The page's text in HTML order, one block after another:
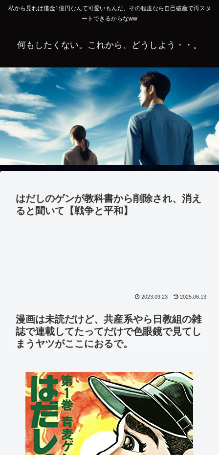
私から見れば借金1億円なんて可愛いもんだ、その程度なら自己破産で再スタ
ートできるからなww
何もしたくない。これから、どうしよう・・。
はだしのゲンが教科書から削除され、消え
ると聞いて【戦争と平和】
2023.03.23 2025.06.13
漫画は未読だけど、共産系やら日教組の雑
誌で連載してたってだけで色眼鏡で見てし
まうヤツがここにおるで。